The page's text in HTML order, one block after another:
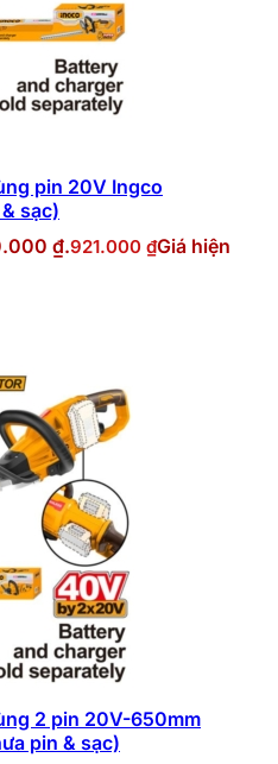
pin 20V Ingco
sạc)
₫.921.000 ₫Giá hiện
2 pin 20V-650mm
pin & sạc)